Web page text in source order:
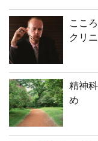
ここ
クリ
精神
め